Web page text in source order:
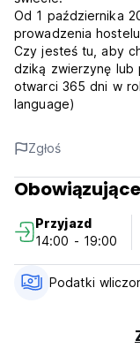
Od 1 października
prowadzenia
Czy jesteś tu, aby
dziką zwierzynę lub
otwarci 365 dni w
language)
Zgłoś
Przyjazd
14:00 - 19:00
Podatki